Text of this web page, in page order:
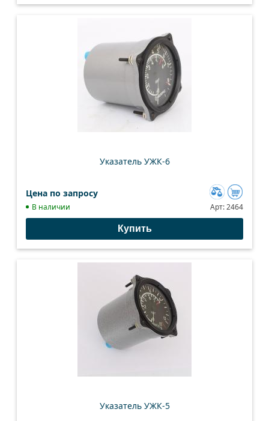
Указатель УЖК-6
Цена по запросу
Добавить
к
В наличии Арт:2464
Купить
Указатель УЖК-5